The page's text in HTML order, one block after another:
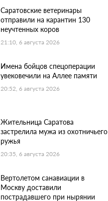
Саратовские ветеринары
отправили на карантин 130
неучтенных коров
21:10, 6 августа 2026
Имена бойцов спецоперации
увековечили на Аллее памяти
20:52, 6 августа 2026
Жительница Саратова
застрелила мужа из охотничьего
ружья
20:35, 6 августа 2026
Вертолетом санавиации в
Москву доставили
пострадавшего при нырянии